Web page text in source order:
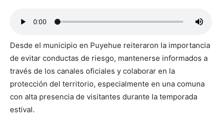
Desde el municipio en Puyehue reiteraron la importancia
de evitar conductas de riesgo, mantenerse informados a
través de los canales oficiales y colaborar en la
protección del territorio, especialmente en una comuna
con alta presencia de visitantes durante la temporada
estival.